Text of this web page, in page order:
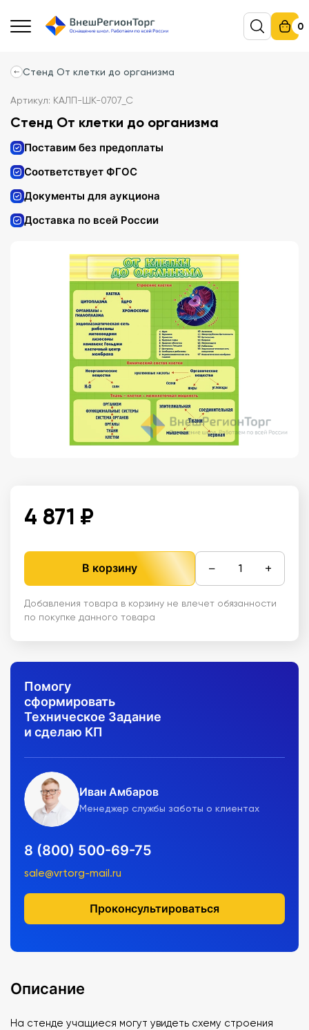
0
Стенд От клетки до организма
Артикул: КАЛП-ШК-0707_С
Стенд От клетки до организма
Поставим без предоплаты
Соответствует ФГОС
Документы для аукциона
Доставка по всей России
4 871 ₽
В корзину − +
Добавления товара в корзину не влечет обязанности
по покупке данного товара
Помогу
сформировать
Техническое Задание
и сделаю КП
Иван Амбаров
Менеджер службы заботы о клиентах
8 (800) 500-69-75
sale@vrtorg-mail.ru
Проконсультироваться
Описание
На стенде учащиеся могут увидеть схему строения